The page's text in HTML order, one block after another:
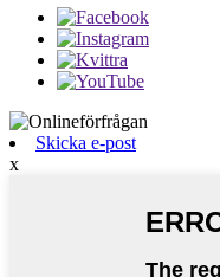
Skicka e-post
x